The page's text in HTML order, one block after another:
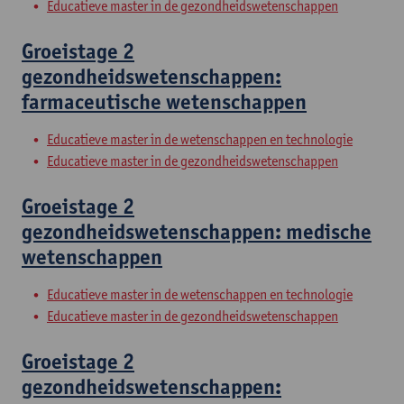
Educatieve master in de gezondheidswetenschappen
Groeistage 2
gezondheidswetenschappen:
farmaceutische wetenschappen
Educatieve master in de wetenschappen en technologie
Educatieve master in de gezondheidswetenschappen
Groeistage 2
gezondheidswetenschappen: medische
wetenschappen
Educatieve master in de wetenschappen en technologie
Educatieve master in de gezondheidswetenschappen
Groeistage 2
gezondheidswetenschappen: